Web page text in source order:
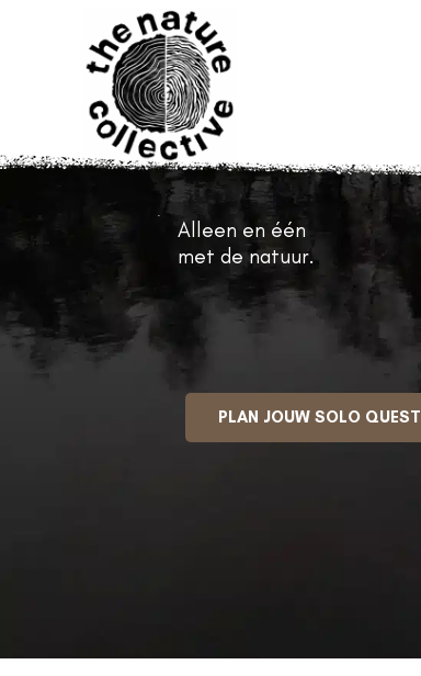
Alleen en één
met de natuur.
PLAN JOUW SOLO QUEST